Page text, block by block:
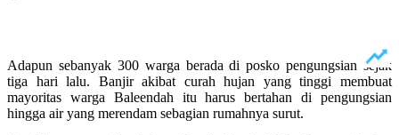
Adapun sebanyak 300 warga berada di posko pengungsian sejak
tiga hari lalu. Banjir akibat curah hujan yang tinggi membuat
mayoritas warga Baleendah itu harus bertahan di pengungsian
hingga air yang merendam sebagian rumahnya surut.